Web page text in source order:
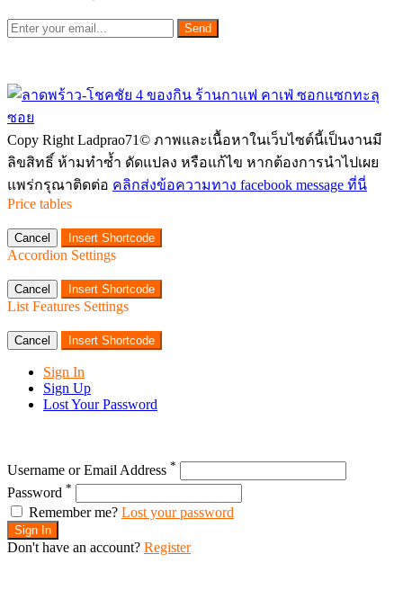
Send
Copy Right Ladprao71© ภาพและเนื้อหาในเว็บไซต์นี้เป็นงานมี
ลิขสิทธิ์ ห้ามทำซ้ำ ดัดแปลง หรือแก้ไข หากต้องการนำไปเผย
แพร่กรุณาติดต่อ คลิกส่งข้อความทาง facebook message ที่นี่
Price tables
Cancel Insert Shortcode
Accordion Settings
Cancel Insert Shortcode
List Features Settings
Cancel Insert Shortcode
Sign In
Sign Up
Lost Your Password
Username or Email Address *
Password *
Remember me? Lost your password
Sign In
Don't have an account? Register